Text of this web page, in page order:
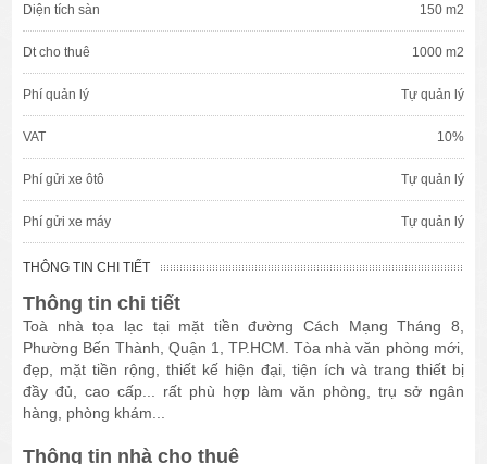
Diện tích sàn 150 m2
Dt cho thuê 1000 m2
Phí quản lý Tự quản lý
VAT 10%
Phí gửi xe ôtô Tự quản lý
Phí gửi xe máy Tự quản lý
THÔNG TIN CHI TIẾT
Thông tin chi tiết
Toà nhà tọa lạc tại mặt tiền đường Cách Mạng Tháng 8,
Phường Bến Thành, Quận 1, TP.HCM. Tòa nhà văn phòng mới,
đẹp, mặt tiền rộng, thiết kế hiện đại, tiện ích và trang thiết bị
đầy đủ, cao cấp... rất phù hợp làm văn phòng, trụ sở ngân
hàng, phòng khám...
Thông tin nhà cho thuê